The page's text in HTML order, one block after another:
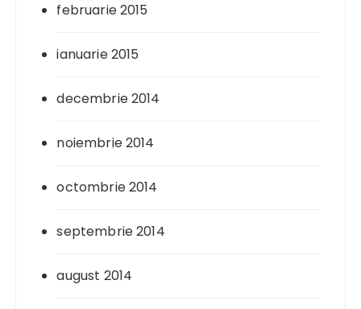
februarie 2015
ianuarie 2015
decembrie 2014
noiembrie 2014
octombrie 2014
septembrie 2014
august 2014